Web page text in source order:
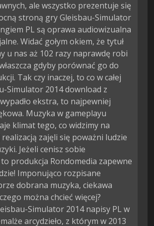
ale wszystko prezentuje się
stroną gry Gleisbau-Simulator
PL są oprawa audiowizualna
Widać gołym okiem, że tytuł
u nas aż 102 razy naprawdę robi
gdyby porównać go do
Tak czy inaczej, to co w całej
Simulator 2014 download z
ekstra, to najpewniej
Muzyka w gameplayu
klimat tego, co widzimy na
zajęli się poważni ludzie
Jeżeli cenisz sobie
produkcja Rondomedia zapewne
Imponująco rozpisane
dobrana muzyka, ciekawa
można chcieć więcej?
Simulator 2014 napisy PL w
arcydzieło, z którym w 2013